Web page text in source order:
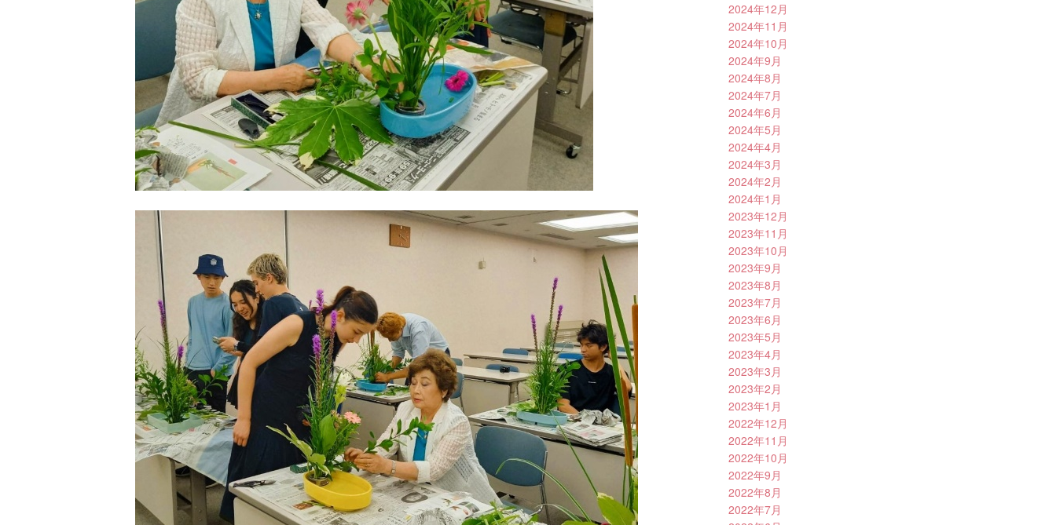
2024年12月
2024年11月
2024年10月
2024年9月
2024年8月
2024年7月
2024年6月
2024年5月
2024年4月
2024年3月
2024年2月
2024年1月
2023年12月
2023年11月
2023年10月
2023年9月
2023年8月
2023年7月
2023年6月
2023年5月
2023年4月
2023年3月
2023年2月
2023年1月
2022年12月
2022年11月
2022年10月
2022年9月
2022年8月
2022年7月